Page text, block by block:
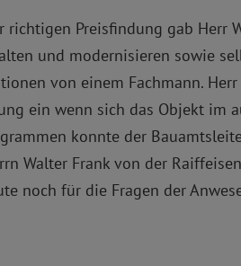
Preisfindung gab Herr
und modernisieren sowie
von einem Fachmann.
ein wenn sich das Objekt im
konnte der
Walter Frank von der
noch für die Fragen der